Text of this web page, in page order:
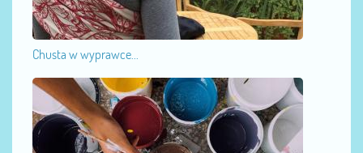
Chusta w wyprawce...